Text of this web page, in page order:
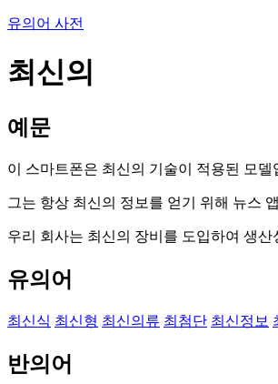
유의어 사전
최신의
예문
이 스마트폰은 최신의 기술이 적용된 모델
그는 항상 최신의 정보를 얻기 위해 뉴스
우리 회사는 최신의 장비를 도입하여 생산
유의어
최신식 최신형 최신의류 최첨단 최신정보
반의어